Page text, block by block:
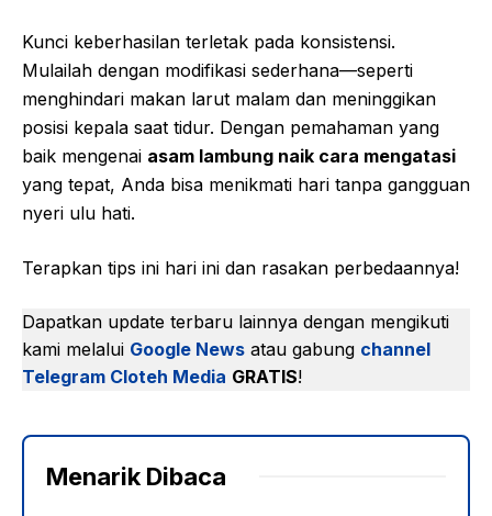
Kunci keberhasilan terletak pada konsistensi.
Mulailah dengan modifikasi sederhana—seperti
menghindari makan larut malam dan meninggikan
posisi kepala saat tidur. Dengan pemahaman yang
baik mengenai asam lambung naik cara mengatasi
yang tepat, Anda bisa menikmati hari tanpa gangguan
nyeri ulu hati.
Terapkan tips ini hari ini dan rasakan perbedaannya!
Dapatkan update terbaru lainnya dengan mengikuti
kami melalui Google News atau gabung channel
Telegram Cloteh Media GRATIS!
Menarik Dibaca